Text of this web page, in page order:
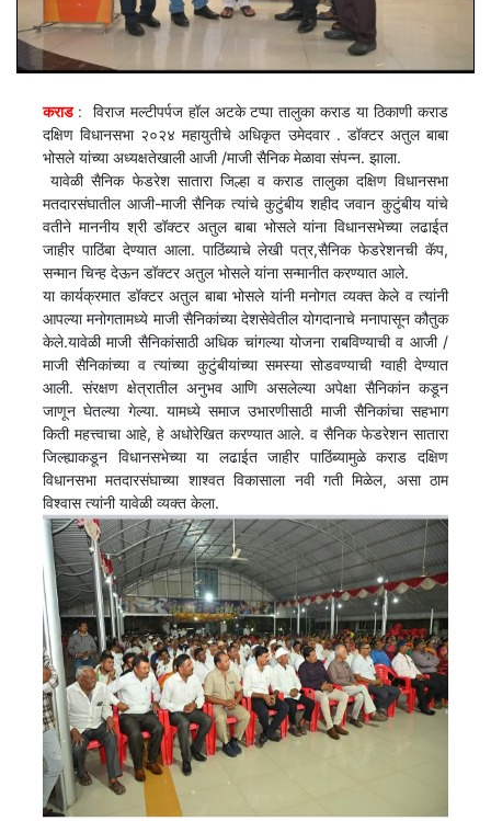
कराड :
विराज मल्टीपर्पज हॉल अटके टप्पा तालुका कराड या ठिकाणी कराड
दक्षिण विधानसभा २०२४ महायुतीचे अधिकृत उमेदवार . डॉक्टर अतुल बाबा
भोसले यांच्या अध्यक्षतेखाली आजी /माजी सैनिक मेळावा संपन्न. झाला.
यावेळी सैनिक फेडरेश सातारा जिल्हा व कराड तालुका दक्षिण विधानसभा
मतदारसंघातील आजी-माजी सैनिक त्यांचे कुटुंबीय शहीद जवान कुटुंबीय यांचे
वतीने माननीय श्री डॉक्टर अतुल बाबा भोसले यांना विधानसभेच्या लढाईत
जाहीर पाठिंबा देण्यात आला. पाठिंब्याचे लेखी पत्र,सैनिक फेडरेशनची कॅप,
सन्मान चिन्ह देऊन डॉक्टर अतुल भोसले यांना सन्मानीत करण्यात आले.
या कार्यक्रमात डॉक्टर अतुल बाबा भोसले यांनी मनोगत व्यक्त केले व त्यांनी
आपल्या मनोगतामध्ये माजी सैनिकांच्या देशसेवेतील योगदानाचे मनापासून कौतुक
केले.यावेळी माजी सैनिकांसाठी अधिक चांगल्या योजना राबविण्याची व आजी /
माजी सैनिकांच्या व त्यांच्या कुटुंबीयांच्या समस्या सोडवण्याची ग्वाही देण्यात
आली. संरक्षण क्षेत्रातील अनुभव आणि असलेल्या अपेक्षा सैनिकांन कडून
जाणून घेतल्या गेल्या. यामध्ये समाज उभारणीसाठी माजी सैनिकांचा सहभाग
किती महत्त्वाचा आहे, हे अधोरेखित करण्यात आले. व सैनिक फेडरेशन सातारा
जिल्ह्याकडून विधानसभेच्या या लढाईत जाहीर पाठिंब्यामुळे कराड दक्षिण
विधानसभा मतदारसंघाच्या शाश्वत विकासाला नवी गती मिळेल, असा ठाम
विश्वास त्यांनी यावेळी व्यक्त केला.